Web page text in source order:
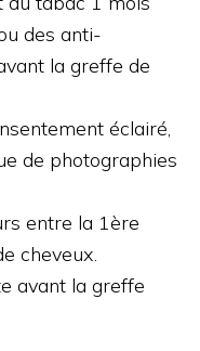
des anti-
la greffe de
éclairé,
de photographies
entre la 1ère
cheveux.
avant la greffe